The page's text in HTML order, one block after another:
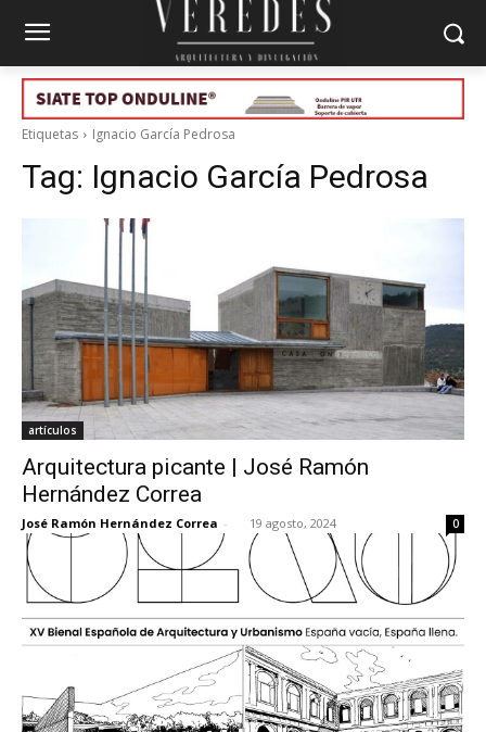
Etiquetas Ignacio García Pedrosa
Tag: Ignacio García Pedrosa
artículos
Arquitectura picante | José Ramón
Hernández Correa
José Ramón Hernández Correa - 19 agosto, 2024 0